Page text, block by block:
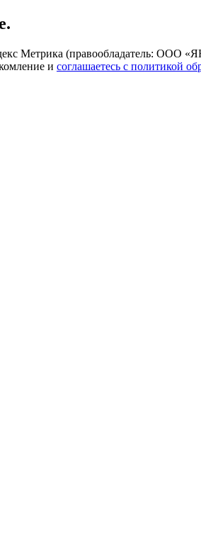
Метрика (правообладатель: ООО
и соглашаетесь с политикой